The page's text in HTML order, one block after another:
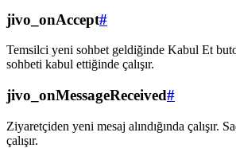
jivo_onAccept#
Temsilci yeni sohbet geldiğinde Kabul Et
sohbeti kabul ettiğinde çalışır.
jivo_onMessageReceived#
Ziyaretçiden yeni mesaj alındığında çalışır.
çalışır.